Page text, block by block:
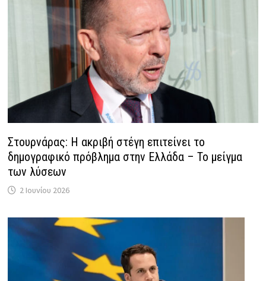
Στουρνάρας: Η ακριβή στέγη επιτείνει το
δημογραφικό πρόβλημα στην Ελλάδα – Το μείγμα
των λύσεων
2 Ιουνίου 2026